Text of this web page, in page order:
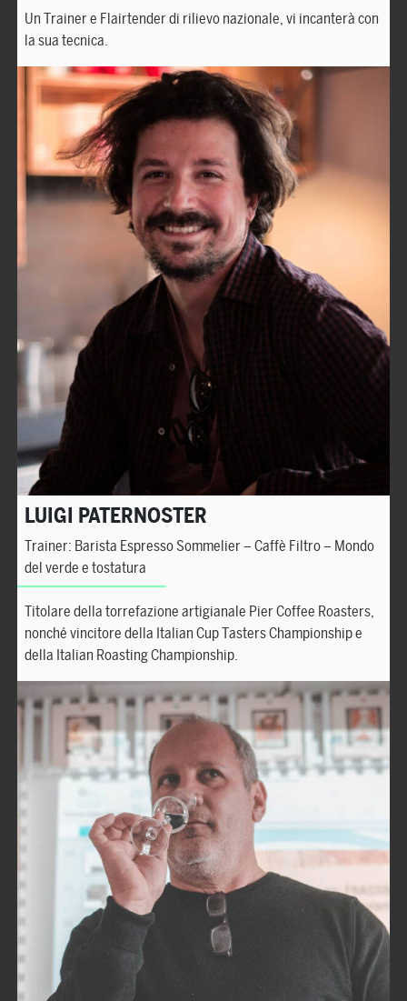
Un Trainer e Flairtender di rilievo nazionale, vi incanterà con
la sua tecnica.
LUIGI PATERNOSTER
Trainer: Barista Espresso Sommelier – Caffè Filtro – Mondo
del verde e tostatura
Titolare della torrefazione artigianale Pier Coffee Roasters,
nonché vincitore della Italian Cup Tasters Championship e
della Italian Roasting Championship.